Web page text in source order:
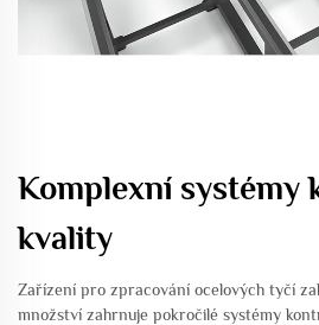
Komplexní systémy
kvality
Zařízení pro zpracování ocelových tyčí
množství zahrnuje pokročilé systémy